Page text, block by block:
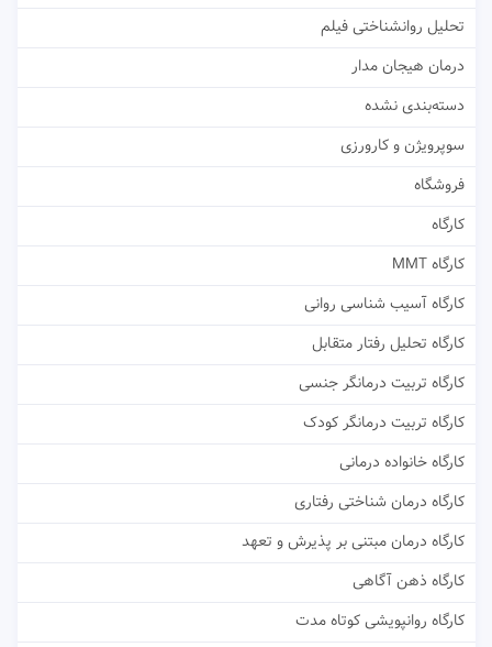
تحلیل روانشناختی فیلم
درمان هیجان مدار
دسته‌بندی نشده
سوپرویژن و کارورزی
فروشگاه
کارگاه
کارگاه MMT
کارگاه آسیب شناسی روانی
کارگاه تحلیل رفتار متقابل
کارگاه تربیت درمانگر جنسی
کارگاه تربیت درمانگر کودک
کارگاه خانواده درمانی
کارگاه درمان شناختی رفتاری
کارگاه درمان مبتنی بر پذیرش و تعهد
کارگاه ذهن آگاهی
کارگاه روانپویشی کوتاه مدت